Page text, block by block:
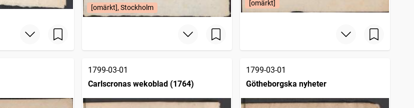
[omärkt], Stockholm
[omärkt]
1799-03-01
Carlscronas wekoblad (1764)
1799-03-01
Götheborgska nyheter